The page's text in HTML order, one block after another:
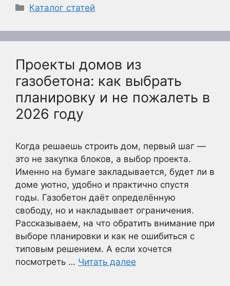
Рубрики
Каталог статей
Проекты домов из
газобетона: как выбрать
планировку и не пожалеть в
2026 году
Когда решаешь строить дом, первый шаг —
это не закупка блоков, а выбор проекта.
Именно на бумаге закладывается, будет ли в
доме уютно, удобно и практично спустя
годы. Газобетон даёт определённую
свободу, но и накладывает ограничения.
Рассказываем, на что обратить внимание при
выборе планировки и как не ошибиться с
типовым решением. А если хочется
посмотреть … Читать далее